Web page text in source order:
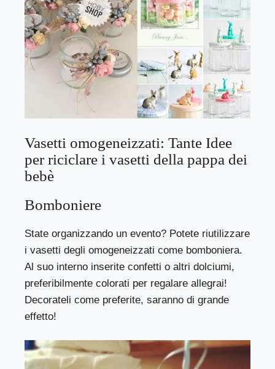
Vasetti omogeneizzati: Tante Idee
per riciclare i vasetti della pappa dei
bebè
Bomboniere
State organizzando un evento? Potete riutilizzare
i vasetti degli omogeneizzati come bomboniera.
Al suo interno inserite confetti o altri dolciumi,
preferibilmente colorati per regalare allegrai!
Decorateli come preferite, saranno di grande
effetto!